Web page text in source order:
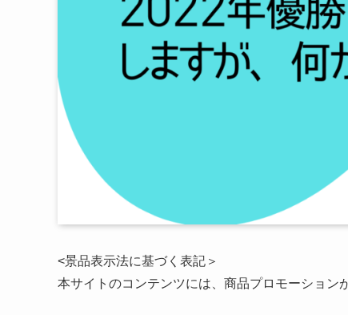
<景品表示法に基づく表記＞
本サイトのコンテンツには、商品プロモーション